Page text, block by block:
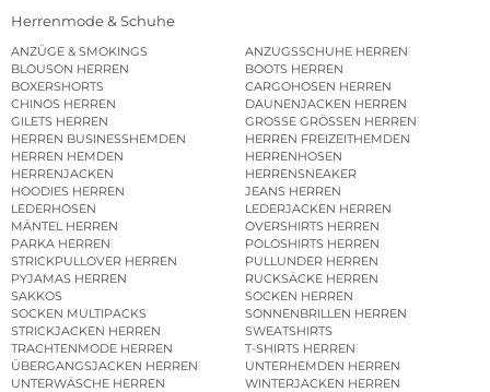
Herrenmode & Schuhe
ANZÜGE & SMOKINGS
ANZUGSSCHUHE HERREN
BLOUSON HERREN
BOOTS HERREN
BOXERSHORTS
CARGOHOSEN HERREN
CHINOS HERREN
DAUNENJACKEN HERREN
GILETS HERREN
GROSSE GRÖSSEN HERREN
HERREN BUSINESSHEMDEN
HERREN FREIZEITHEMDEN
HERREN HEMDEN
HERRENHOSEN
HERRENJACKEN
HERRENSNEAKER
HOODIES HERREN
JEANS HERREN
LEDERHOSEN
LEDERJACKEN HERREN
MÄNTEL HERREN
OVERSHIRTS HERREN
PARKA HERREN
POLOSHIRTS HERREN
STRICKPULLOVER HERREN
PULLUNDER HERREN
PYJAMAS HERREN
RUCKSÄCKE HERREN
SAKKOS
SOCKEN HERREN
SOCKEN MULTIPACKS
SONNENBRILLEN HERREN
STRICKJACKEN HERREN
SWEATSHIRTS
TRACHTENMODE HERREN
T-SHIRTS HERREN
ÜBERGANGSJACKEN HERREN
UNTERHEMDEN HERREN
UNTERWÄSCHE HERREN
WINTERJACKEN HERREN